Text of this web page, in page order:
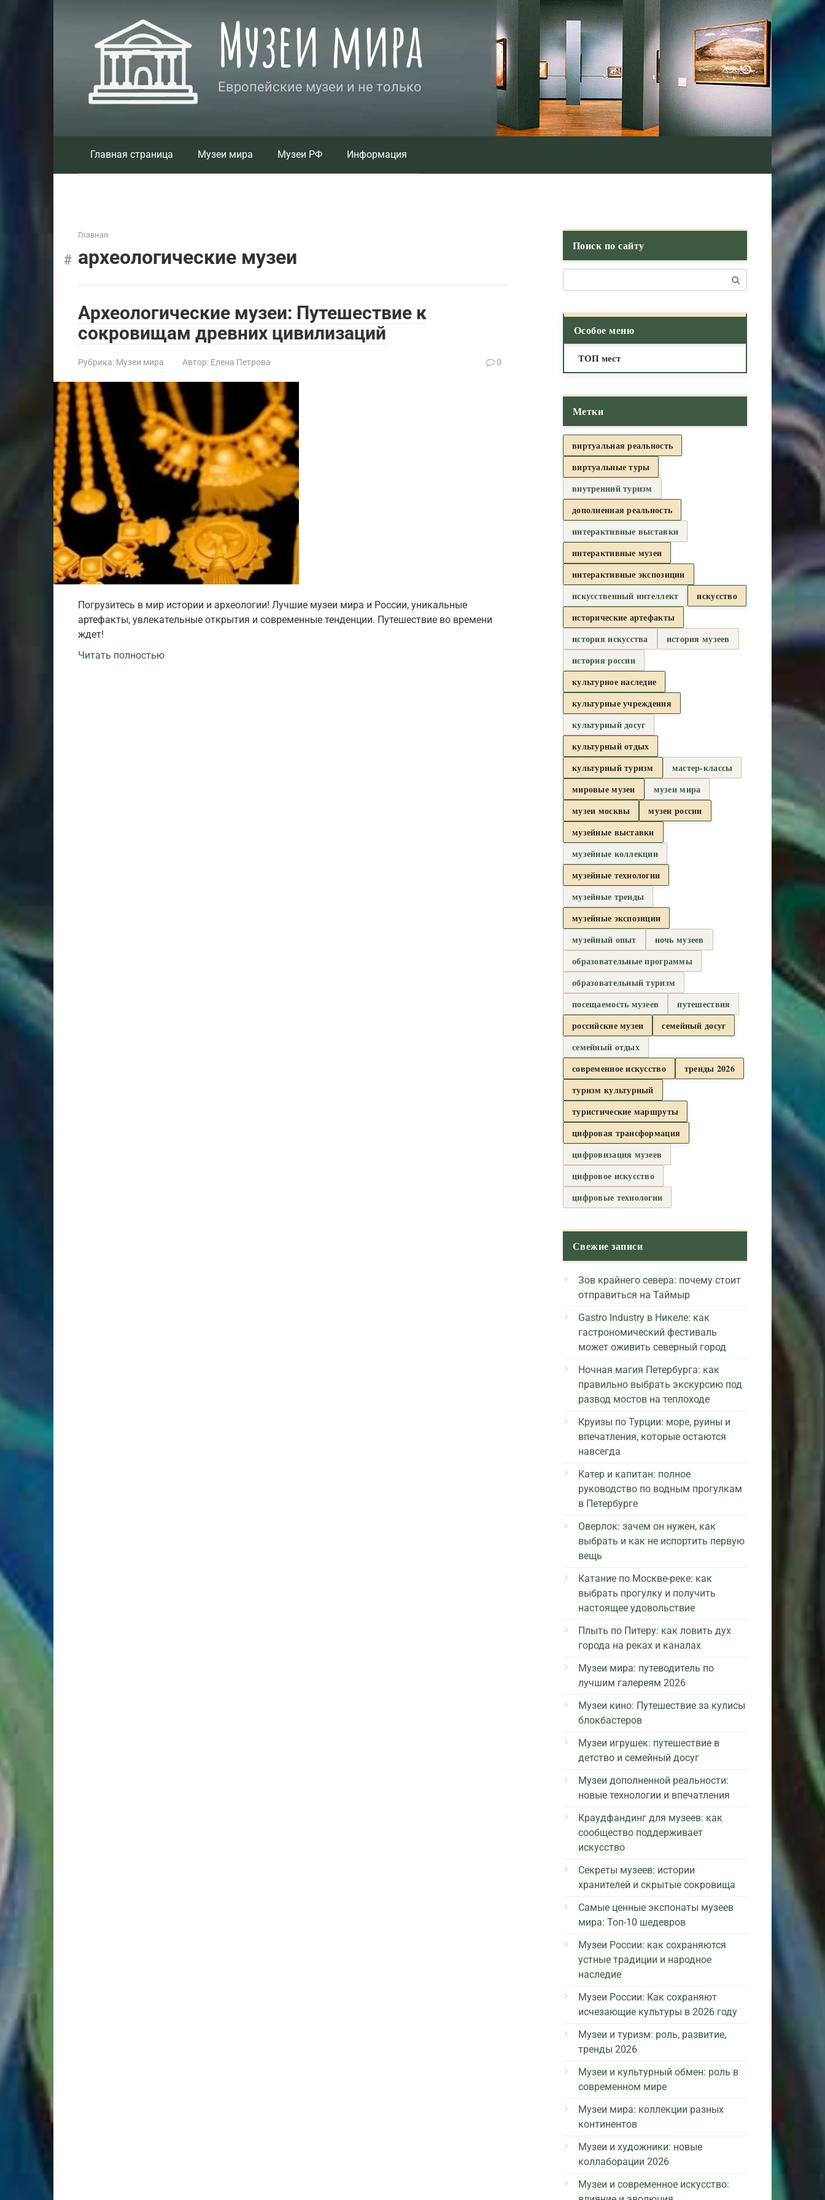
Музеи мира
Европейские музеи и не только
Главная страница Музеи мира Музеи РФ Информация
Главная
археологические музеи
Археологические музеи: Путешествие к
сокровищам древних цивилизаций
Рубрика: Музеи мира Автор: Елена Петрова 0
Погрузитесь в мир истории и археологии! Лучшие музеи мира и России, уникальные
артефакты, увлекательные открытия и современные тенденции. Путешествие во времени
ждет!
Читать полностью
Поиск по сайту
Особое меню
ТОП мест
Метки
виртуальная реальность
виртуальные туры
внутренний туризм
дополненная реальность
интерактивные выставки
интерактивные музеи
интерактивные экспозиции
искусственный интеллект
искусство
исторические артефакты
история искусства
история музеев
история россии
культурное наследие
культурные учреждения
культурный досуг
культурный отдых
культурный туризм
мастер-классы
мировые музеи
музеи мира
музеи москвы
музеи россии
музейные выставки
музейные коллекции
музейные технологии
музейные тренды
музейные экспозиции
музейный опыт
ночь музеев
образовательные программы
образовательный туризм
посещаемость музеев
путешествия
российские музеи
семейный досуг
семейный отдых
современное искусство
тренды 2026
туризм культурный
туристические маршруты
цифровая трансформация
цифровизация музеев
цифровое искусство
цифровые технологии
Свежие записи
Зов крайнего севера: почему стоит
отправиться на Таймыр
Gastro Industry в Никеле: как
гастрономический фестиваль
может оживить северный город
Ночная магия Петербурга: как
правильно выбрать экскурсию под
развод мостов на теплоходе
Круизы по Турции: море, руины и
впечатления, которые остаются
навсегда
Катер и капитан: полное
руководство по водным прогулкам
в Петербурге
Оверлок: зачем он нужен, как
выбрать и как не испортить первую
вещь
Катание по Москве-реке: как
выбрать прогулку и получить
настоящее удовольствие
Плыть по Питеру: как ловить дух
города на реках и каналах
Музеи мира: путеводитель по
лучшим галереям 2026
Музеи кино: Путешествие за кулисы
блокбастеров
Музеи игрушек: путешествие в
детство и семейный досуг
Музеи дополненной реальности:
новые технологии и впечатления
Краудфандинг для музеев: как
сообщество поддерживает
искусство
Секреты музеев: истории
хранителей и скрытые сокровища
Самые ценные экспонаты музеев
мира: Топ-10 шедевров
Музеи России: как сохраняются
устные традиции и народное
наследие
Музеи России: Как сохраняют
исчезающие культуры в 2026 году
Музеи и туризм: роль, развитие,
тренды 2026
Музеи и культурный обмен: роль в
современном мире
Музеи мира: коллекции разных
континентов
Музеи и художники: новые
коллаборации 2026
Музеи и современное искусство: